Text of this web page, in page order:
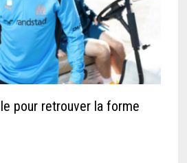
pour retrouver la forme